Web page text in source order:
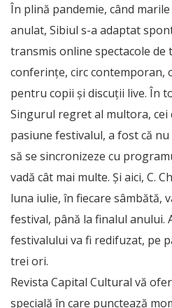
În plină pandemie, când
anulat, Sibiul s-a adaptat
transmis online spectacole de
confe­rințe, circ contemporan,
pentru copii și discuții live. În
Singurul regret al multora, cei
pasiune festivalul, a fost că
să se sincronizeze cu
vadă cât mai multe. Și aici, C.
luna iulie, în fiecare sâmbătă,
festival, până la finalul anului.
festivalului va fi redifuzat, pe
trei ori.
Revista Capital Cultural vă
specială în care punctează